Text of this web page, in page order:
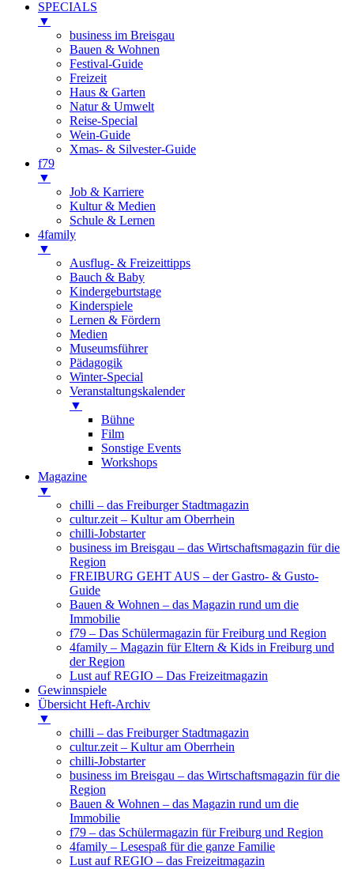
SPECIALS
▼
business im Breisgau
Bauen & Wohnen
Festival-Guide
Freizeit
Haus & Garten
Natur & Umwelt
Reise-Special
Wein-Guide
Xmas- & Silvester-Guide
f79
▼
Job & Karriere
Kultur & Medien
Schule & Lernen
4family
▼
Ausflug- & Freizeittipps
Bauch & Baby
Kindergeburtstage
Kinderspiele
Lernen & Fördern
Medien
Museumsführer
Pädagogik
Winter-Special
Veranstaltungskalender
▼
Bühne
Film
Sonstige Events
Workshops
Magazine
▼
chilli – das Freiburger Stadtmagazin
cultur.zeit – Kultur am Oberrhein
chilli-Jobstarter
business im Breisgau – das Wirtschaftsmagazin für die
Region
FREIBURG GEHT AUS – der Gastro- & Gusto-
Guide
Bauen & Wohnen – das Magazin rund um die
Immobilie
f79 – Das Schülermagazin für Freiburg und Region
4family – Magazin für Eltern & Kids in Freiburg und
der Region
Lust auf REGIO – Das Freizeitmagazin
Gewinnspiele
Übersicht Heft-Archiv
▼
chilli – das Freiburger Stadtmagazin
cultur.zeit – Kultur am Oberrhein
chilli-Jobstarter
business im Breisgau – das Wirtschaftsmagazin für die
Region
Bauen & Wohnen – das Magazin rund um die
Immobilie
f79 – das Schülermagazin für Freiburg und Region
4family – Lesespaß für die ganze Familie
Lust auf REGIO – das Freizeitmagazin